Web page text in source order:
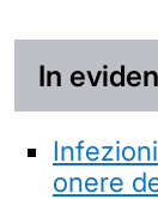
In
onere